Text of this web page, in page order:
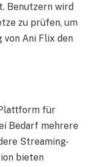
Benutzern wird
zu prüfen, um
von Ani Flix den
für
Bedarf mehrere
Streaming-
bieten